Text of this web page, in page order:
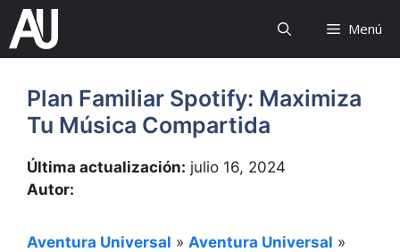
Saltar
contenido
Menú
Plan Familiar Spotify: Maximiza
Tu Música Compartida
Última actualización: julio 16, 2024
Autor:
Aventura Universal » Aventura Universal »